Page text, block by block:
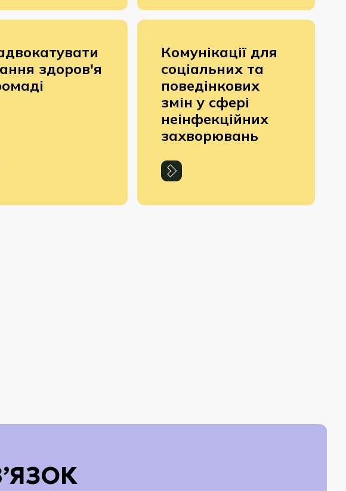
здоров'я
Комунікації для
соціальних та
поведінкових
змін у сфері
неінфекційних
захворювань